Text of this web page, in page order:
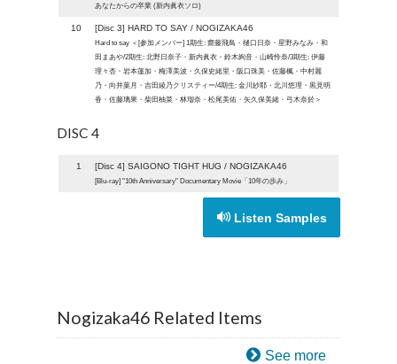
あなたからの卒業 (新内眞衣ソロ)
10 [Disc 3] HARD TO SAY / NOGIZAKA46
Hard to say ＜[参加メンバー] 1期生: 齋藤飛鳥・樋口日奈・星野みなみ・和
田まあや/2期生: 北野日奈子・新内眞衣・鈴木絢音・山崎怜奈/3期生: 伊藤
理々杏・岩本蓮加・梅澤美波・久保史緒里・阪口珠美・佐藤楓・中村麗
乃・向井葉月・吉田綾乃クリスティー/4期生: 金川紗耶・北川悠理・黒見明
香・佐藤璃果・柴田柚菜・林瑠奈・松尾美佑・矢久保美緒・弓木奈於＞
DISC 4
1 [Disc 4] SAIGONO TIGHT HUG / NOGIZAKA46
[Blu-ray] "10th Anniversary" Documentary Movie「10年の歩み」
Listen Samples
Nogizaka46 Related Items
See more